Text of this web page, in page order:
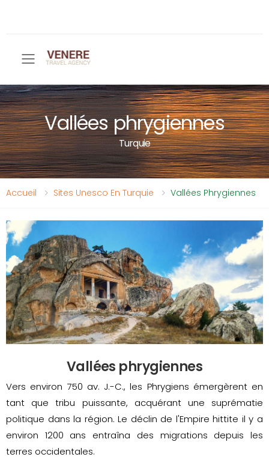
Toggle mobile menu
Vallées phrygiennes
Turquie
Accueil Sites Unesco En Turquie Vallées Phrygiennes
Vallées phrygiennes
Vers environ 750 av. J.-C., les Phrygiens émergèrent en
tant que tribu puissante, acquérant une suprématie
politique dans la région. Le déclin de l'Empire hittite il y a
environ 1200 ans entraîna des migrations depuis les
terres occidentales.